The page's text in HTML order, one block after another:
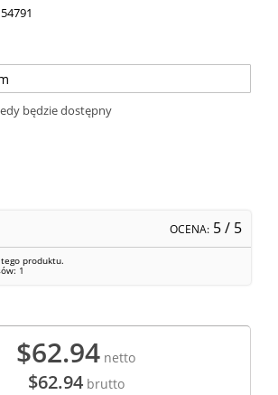
będzie dostępny
OCENA: 5/ 5
produktu.
1
$62.94 netto
$62.94brutto